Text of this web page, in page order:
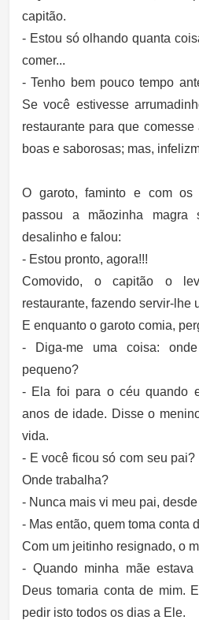
capitão.
- Estou só olhando quanta
comer...
- Tenho bem pouco tempo
Se você estivesse
restaurante para que
boas e saborosas; mas,
O garoto, faminto e com os
passou a mãozinha magra
desalinho e falou:
- Estou pronto, agora!!!
Comovido, o capitão o
restaurante, fazendo servir-lhe
E enquanto o garoto comia,
- Diga-me uma coisa:
pequeno?
- Ela foi para o céu quando
anos de idade. Disse o
vida.
- E você ficou só com seu
Onde trabalha?
- Nunca mais vi meu pai,
- Mas então, quem toma conta
Com um jeitinho resignado, o
- Quando minha mãe
Deus tomaria conta de mim.
pedir isto todos os dias a Ele.